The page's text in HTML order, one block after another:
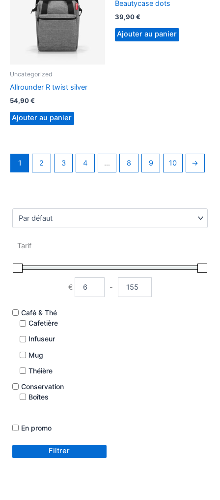
Uncategorized
Allrounder R twist silver
54,90€
Ajouter au panier
Beautycase dots
39,90€
Ajouter au panier
1 2 3 4 … 8 9 10 →
Sort Products
Tarif
€
Minimum Price
-
Maximum Price
Café & Thé
Cafetière
Infuseur
Mug
Théière
Conservation
Boîtes
Sac isotherme
Couteaux & Découpe
Bloc couteaux
En promo
Filtrer